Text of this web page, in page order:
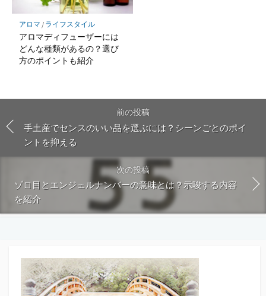
アロマ / ライフスタイル
アロマディフューザーには
どんな種類があるの？選び
方のポイントも紹介
前の投稿
手土産でセンスのいい品を選ぶには？シーンごとのポイ
ントを抑える
次の投稿
ゾロ目とエンジェルナンバーの意味とは？示唆する内容
を紹介